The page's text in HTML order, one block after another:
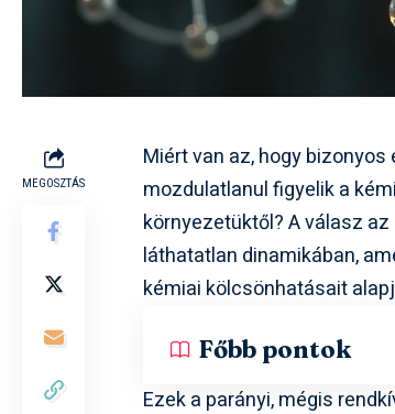
MEGOSZTÁS
Miért van az, hogy
mozdulatlanul figyelik a
környezetüktől? A válasz
láthatatlan dinamikában,
kémiai kölcsönhatásait
Főbb pontok
Ezek a parányi, mégis